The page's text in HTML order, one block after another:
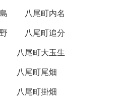
八尾町内名
八尾町追分
八尾町大玉生
八尾町尾畑
八尾町掛畑